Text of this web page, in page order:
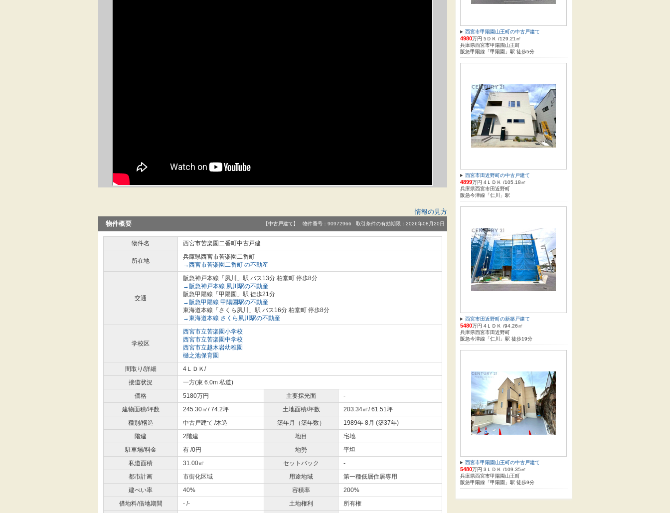
情報の見方
物件概要
【中古戸建て】 物件番号：90972966 取引条件の有効期限：2026年08月20日
物件名 西宮市苦楽園二番町中古戸建
所在地
兵庫県西宮市苦楽園二番町
→西宮市苦楽園二番町 の不動産
交通
阪急神戸本線「夙川」駅 バス13分 柏堂町 停歩8分
→阪急神戸本線 夙川駅の不動産
阪急甲陽線「甲陽園」駅 徒歩21分
→阪急甲陽線 甲陽園駅の不動産
東海道本線「さくら夙川」駅 バス16分 柏堂町 停歩8分
→東海道本線 さくら夙川駅の不動産
学校区
西宮市立苦楽園小学校
西宮市立苦楽園中学校
西宮市立越木岩幼稚園
樋之池保育園
間取り/詳細
4ＬＤＫ/
接道状況
一方(東 6.0m 私道)
価格
5180万円 主要採光面
-
建物面積/坪数
245.30㎡/ 74.2坪 土地面積/坪数
203.34㎡/ 61.51坪
種別/構造
中古戸建て /木造 築年月（築年数）
1989年 8月 (築37年)
階建
2階建 地目
宅地
駐車場/料金
有 /0円 地勢
平坦
私道面積
31.00㎡ セットバック
-
都市計画
市街化区域 用途地域
第一種低層住居専用
建ぺい率
40% 容積率
200%
借地料/借地期間
- /- 土地権利
所有権
西宮市甲陽園山王町の中古戸建て
4980万円 5ＤＫ /129.21㎡
兵庫県西宮市甲陽園山王町
阪急甲陽線「甲陽園」駅 徒歩5分
西宮市田近野町の中古戸建て
4899万円 4ＬＤＫ /105.18㎡
兵庫県西宮市田近野町
阪急今津線「仁川」駅
西宮市田近野町の新築戸建て
5480万円 4ＬＤＫ /94.26㎡
兵庫県西宮市田近野町
阪急今津線「仁川」駅 徒歩19分
西宮市甲陽園山王町の中古戸建て
5480万円 3ＬＤＫ /109.35㎡
兵庫県西宮市甲陽園山王町
阪急甲陽線「甲陽園」駅 徒歩9分